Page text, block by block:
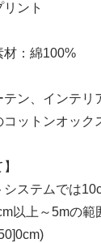
ント
：綿100%
ン、インテリ
ットンオック
ステムでは
以上～5mの範